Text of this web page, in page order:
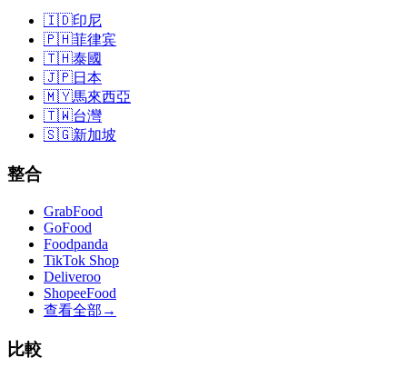
🇮🇩印尼
🇵🇭菲律宾
🇹🇭泰國
🇯🇵日本
🇲🇾馬來西亞
🇹🇼台灣
🇸🇬新加坡
整合
GrabFood
GoFood
Foodpanda
TikTok Shop
Deliveroo
ShopeeFood
查看全部 →
比較